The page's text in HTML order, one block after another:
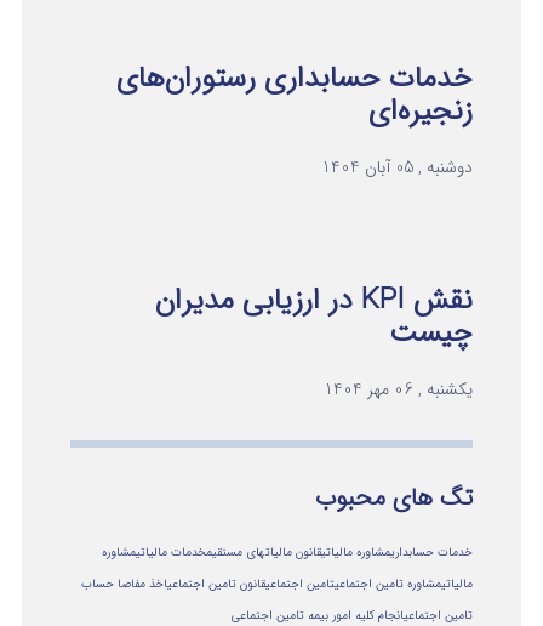
خدمات حسابداری رستوران‌های
زنجیره‌ای
دوشنبه , 05 آبان 1404
نقش KPI در ارزیابی مدیران
چیست
یکشنبه , 06 مهر 1404
تگ های محبوب
خدمات حسابداریمشاوره مالیاتیقانون مالیاتهای مستقیمخدمات مالیاتیمشاوره
مالياتيمشاوره تامین اجتماعیتامین اجتماعیقانون تامین اجتماعیاخذ مفاصا حساب
تامین اجتماعیانجام کلیه امور بیمه تامین اجتماعی